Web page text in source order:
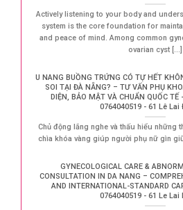
Actively listening to your body and
system is the core foundation for
and peace of mind. Among common
ovarian cyst [...]
U NANG BUỒNG TRỨNG CÓ TỰ HẾT
SOI TẠI ĐÀ NẴNG? – TƯ VẤN PHỤ
DIỆN, BẢO MẬT VÀ CHUẨN QUỐC
0764040519 - 61 Lê Lai
Chủ động lắng nghe và thấu hiểu những
chìa khóa vàng giúp người phụ nữ gìn
GYNECOLOGICAL CARE &
CONSULTATION IN DA NANG –
AND INTERNATIONAL-STANDARD
0764040519 - 61 Le Lai